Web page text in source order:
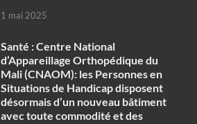
1 mai 2025
Santé : Centre National
d’Appareillage Orthopédique du
Mali (CNAOM): les Personnes en
Situations de Handicap disposent
désormais d’un nouveau bâtiment
avec toute commodité et des